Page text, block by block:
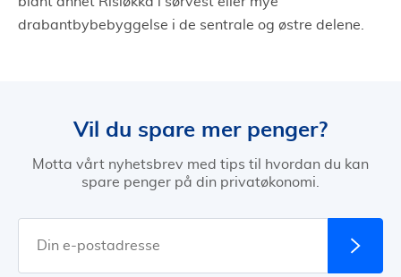
drabantbybebyggelse i de sentrale og østre delene.
Vil du spare mer penger?
Motta vårt nyhetsbrev med tips til hvordan du kan
spare penger på din privatøkonomi.